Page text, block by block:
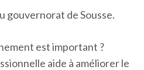
gouvernorat de Sousse.
est important ?
aide à améliorer le